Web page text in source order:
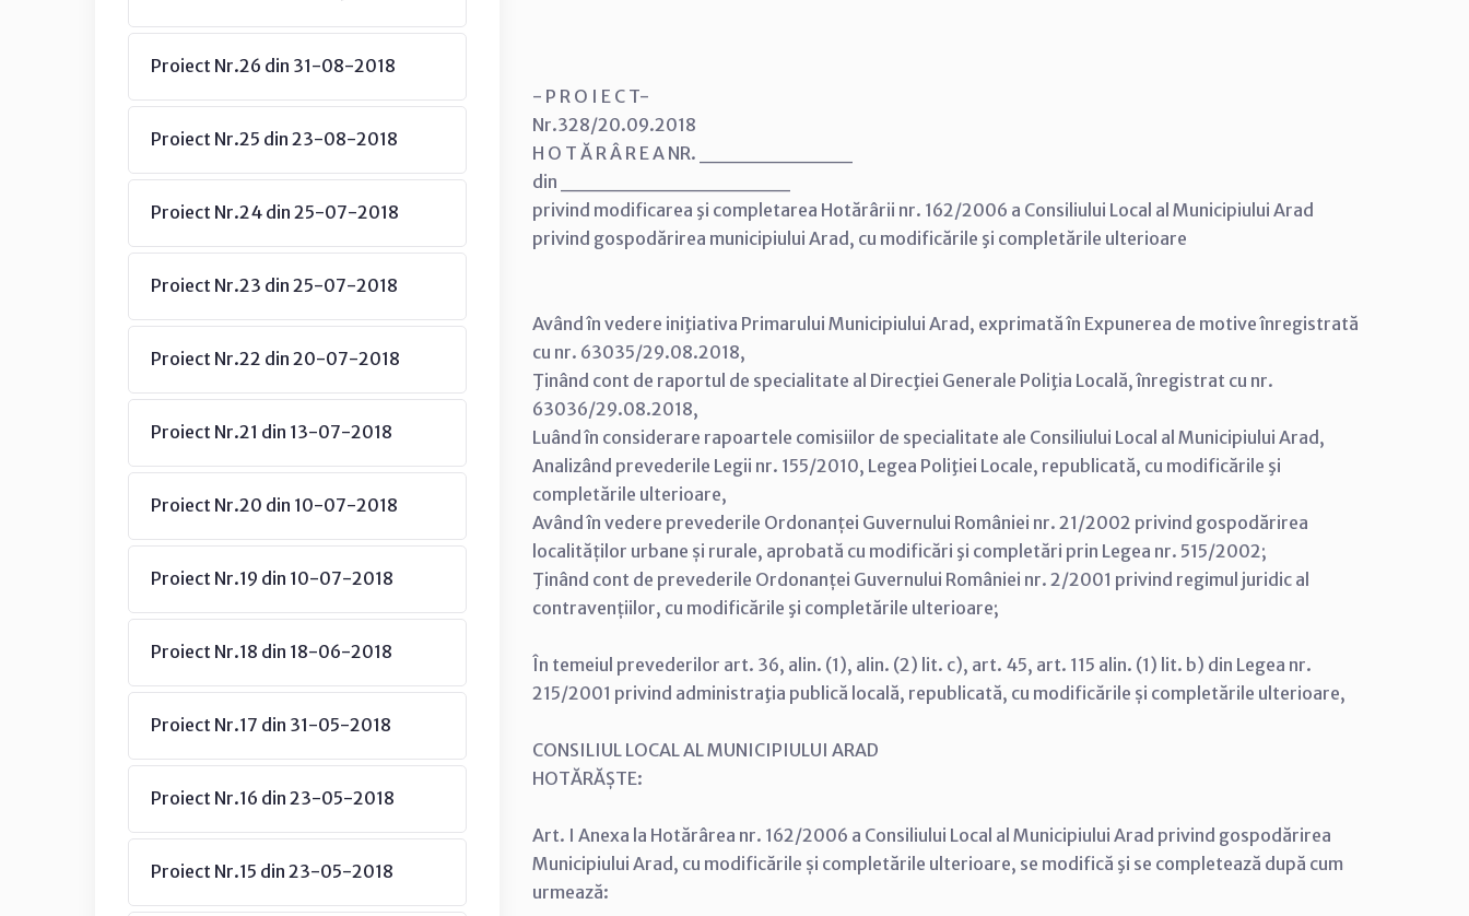
Proiect Nr.26 din 31-08-2018
Proiect Nr.25 din 23-08-2018
Proiect Nr.24 din 25-07-2018
Proiect Nr.23 din 25-07-2018
Proiect Nr.22 din 20-07-2018
Proiect Nr.21 din 13-07-2018
Proiect Nr.20 din 10-07-2018
Proiect Nr.19 din 10-07-2018
Proiect Nr.18 din 18-06-2018
Proiect Nr.17 din 31-05-2018
Proiect Nr.16 din 23-05-2018
Proiect Nr.15 din 23-05-2018
- P R O I E C T-
Nr.328/20.09.2018
H O T Ă R Â R E A NR. __________
din _______________
privind modificarea şi completarea Hotărârii nr. 162/2006 a Consiliului Local al Municipiului Arad
privind gospodărirea municipiului Arad, cu modificările şi completările ulterioare
Având în vedere iniţiativa Primarului Municipiului Arad, exprimată în Expunerea de motive înregistrată
cu nr. 63035/29.08.2018,
Ţinând cont de raportul de specialitate al Direcţiei Generale Poliţia Locală, înregistrat cu nr.
63036/29.08.2018,
Luând în considerare rapoartele comisiilor de specialitate ale Consiliului Local al Municipiului Arad,
Analizând prevederile Legii nr. 155/2010, Legea Poliţiei Locale, republicată, cu modificările şi
completările ulterioare,
Având în vedere prevederile Ordonanței Guvernului României nr. 21/2002 privind gospodărirea
localităților urbane și rurale, aprobată cu modificări şi completări prin Legea nr. 515/2002;
Ţinând cont de prevederile Ordonanței Guvernului României nr. 2/2001 privind regimul juridic al
contravențiilor, cu modificările şi completările ulterioare;
În temeiul prevederilor art. 36, alin. (1), alin. (2) lit. c), art. 45, art. 115 alin. (1) lit. b) din Legea nr.
215/2001 privind administraţia publică locală, republicată, cu modificările și completările ulterioare,
CONSILIUL LOCAL AL MUNICIPIULUI ARAD
HOTĂRĂȘTE:
Art. I Anexa la Hotărârea nr. 162/2006 a Consiliului Local al Municipiului Arad privind gospodărirea
Municipiului Arad, cu modificările și completările ulterioare, se modifică şi se completează după cum
urmează: